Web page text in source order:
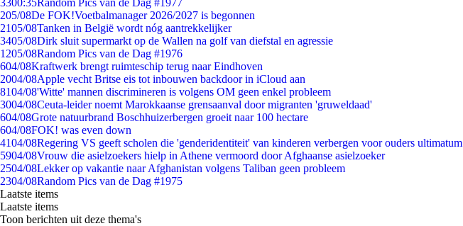
3300:35Random Pics van de Dag #1977
205/08De FOK!Voetbalmanager 2026/2027 is begonnen
2105/08Tanken in België wordt nóg aantrekkelijker
3405/08Dirk sluit supermarkt op de Wallen na golf van diefstal en agressie
1205/08Random Pics van de Dag #1976
604/08Kraftwerk brengt ruimteschip terug naar Eindhoven
2004/08Apple vecht Britse eis tot inbouwen backdoor in iCloud aan
8104/08'Witte' mannen discrimineren is volgens OM geen enkel probleem
3004/08Ceuta-leider noemt Marokkaanse grensaanval door migranten 'gruweldaad'
604/08Grote natuurbrand Boschhuizerbergen groeit naar 100 hectare
604/08FOK! was even down
4104/08Regering VS geeft scholen die 'genderidentiteit' van kinderen verbergen voor ouders ultimatum
5904/08Vrouw die asielzoekers hielp in Athene vermoord door Afghaanse asielzoeker
2504/08Lekker op vakantie naar Afghanistan volgens Taliban geen probleem
2304/08Random Pics van de Dag #1975
Laatste items
Laatste items
Toon berichten uit deze thema's